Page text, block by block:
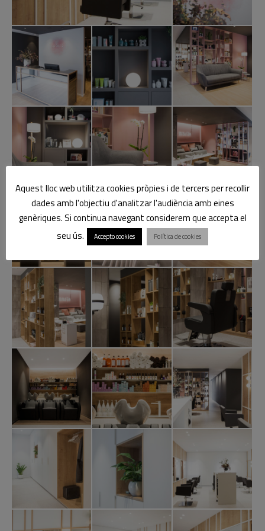
Aquest lloc web utilitza cookies pròpies i de tercers per recollir
dades amb l'objectiu d'analitzar l'audiència amb eines
genèriques. Si continua navegant considerem que accepta el
seu ús.
Accepto cookies Política de cookies